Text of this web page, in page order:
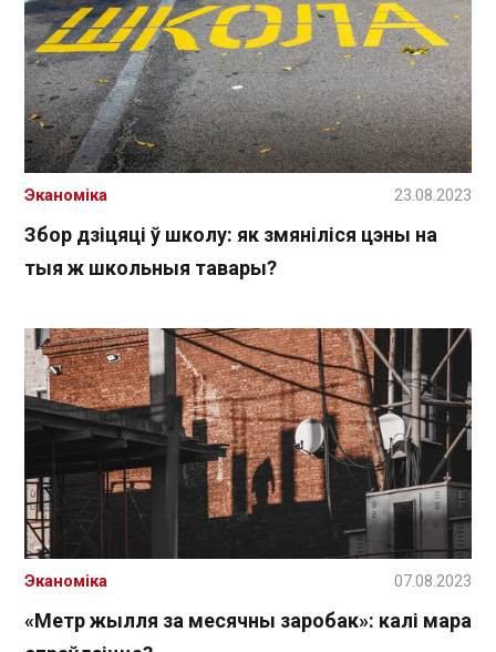
Збор дзіцяці ў школу: як змяніліся цэны на
тыя ж школьныя тавары?
Эканоміка 23.08.2023
«Метр жылля за месячны заробак»: калі мара
Эканоміка 07.08.2023